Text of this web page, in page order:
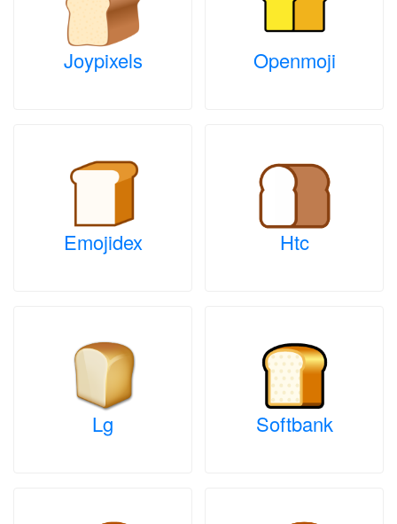
Joypixels Openmoji
Emojidex Htc
Lg Softbank